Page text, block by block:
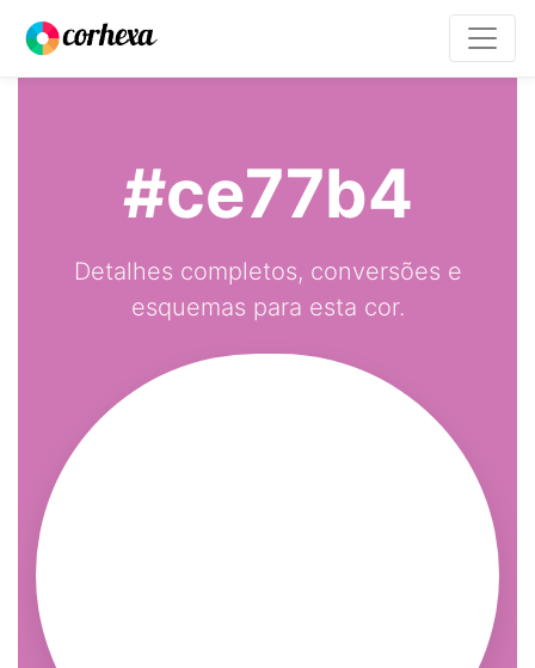
#ce77b4
Detalhes completos, conversões e
esquemas para esta cor.